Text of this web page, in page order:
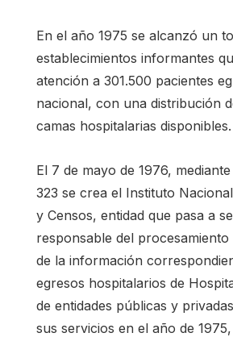
En el año 1975 se alcanzó un
establecimientos informantes
atención a 301.500 pacientes
nacional, con una distribución
camas hospitalarias disponibles.
El 7 de mayo de 1976,
323 se crea el Instituto
y Censos, entidad que pasa a
responsable del
de la información
egresos hospitalarios de
de entidades públicas y
sus servicios en el año de